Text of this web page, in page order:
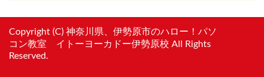
Copyright (C) 神奈川県、伊勢原市のハロー！パソ
コン教室 イトーヨーカドー伊勢原校 All Rights
Reserved.